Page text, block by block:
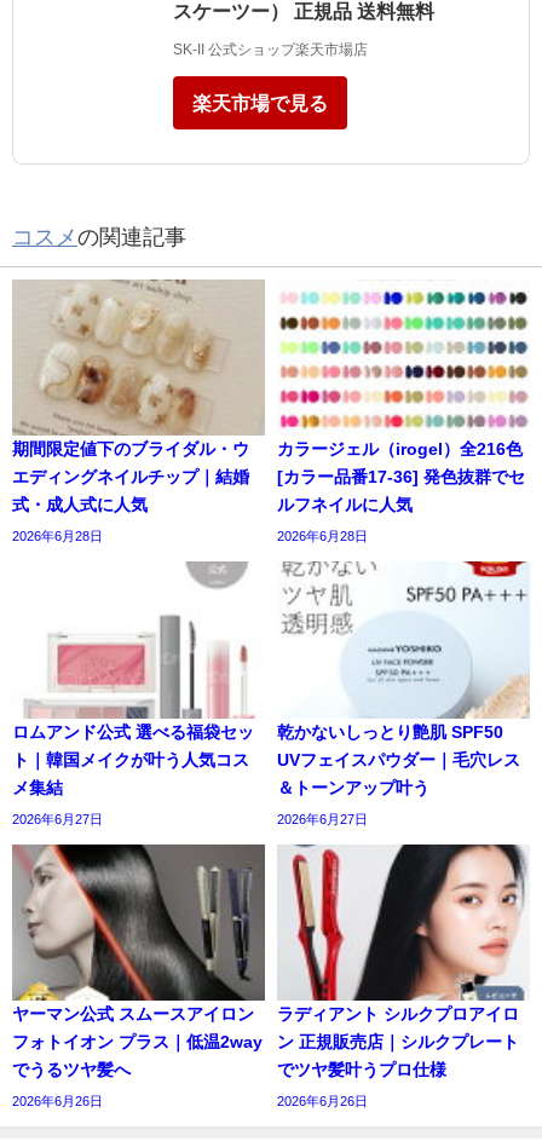
スケーツー） 正規品 送料無料
SK-II 公式ショップ楽天市場店
楽天市場で見る
コスメの関連記事
期間限定値下のブライダル・ウ
エディングネイルチップ｜結婚
式・成人式に人気
2026年6月28日
カラージェル（irogel）全216色
[カラー品番17-36] 発色抜群でセ
ルフネイルに人気
2026年6月28日
ロムアンド公式 選べる福袋セッ
ト｜韓国メイクが叶う人気コス
メ集結
2026年6月27日
乾かないしっとり艶肌 SPF50
UVフェイスパウダー｜毛穴レス
＆トーンアップ叶う
2026年6月27日
ヤーマン公式 スムースアイロン
フォトイオン プラス｜低温2way
でうるツヤ髪へ
2026年6月26日
ラディアント シルクプロアイロ
ン 正規販売店｜シルクプレート
でツヤ髪叶うプロ仕様
2026年6月26日